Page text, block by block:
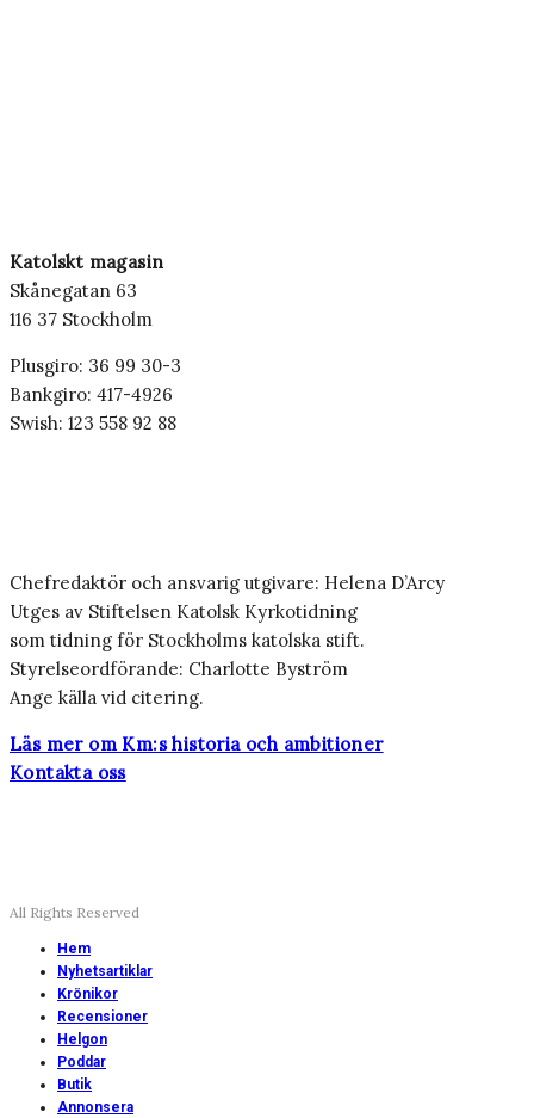
Katolskt magasin
Skånegatan 63
116 37 Stockholm
Plusgiro: 36 99 30-3
Bankgiro: 417-4926
Swish: 123 558 92 88
Chefredaktör och ansvarig utgivare: Helena D’Arcy
Utges av Stiftelsen Katolsk Kyrkotidning
som tidning för Stockholms katolska stift.
Styrelseordförande: Charlotte Byström
Ange källa vid citering.
Läs mer om Km:s historia och ambitioner
Kontakta oss
All Rights Reserved
Hem
Nyhetsartiklar
Krönikor
Recensioner
Helgon
Poddar
Butik
Annonsera